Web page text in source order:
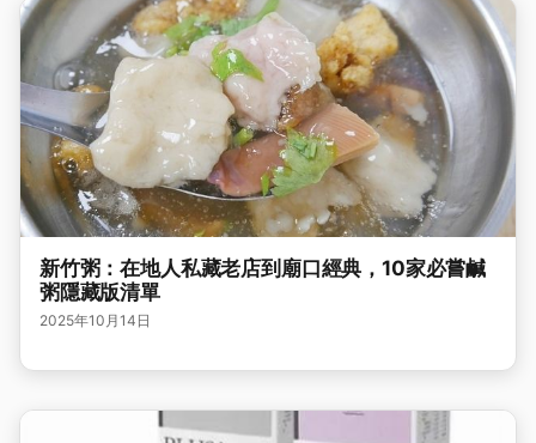
新竹粥：在地人私藏老店到廟口經典，10家必嘗鹹
粥隱藏版清單
2025年10月14日